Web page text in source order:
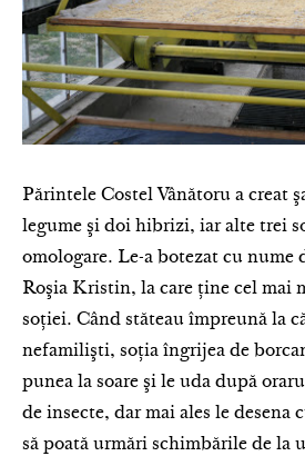
Părintele Costel Vânătoru a creat
legume şi doi hibrizi, iar alte trei
omologare. Le-a botezat cu
Roşia Kristin, la care ţine cel mai
soţiei. Când stăteau împreună la
nefamilişti, soţia îngrijea de
punea la soare şi le uda după
de insecte, dar mai ales le desena
să poată urmări schimbările de la